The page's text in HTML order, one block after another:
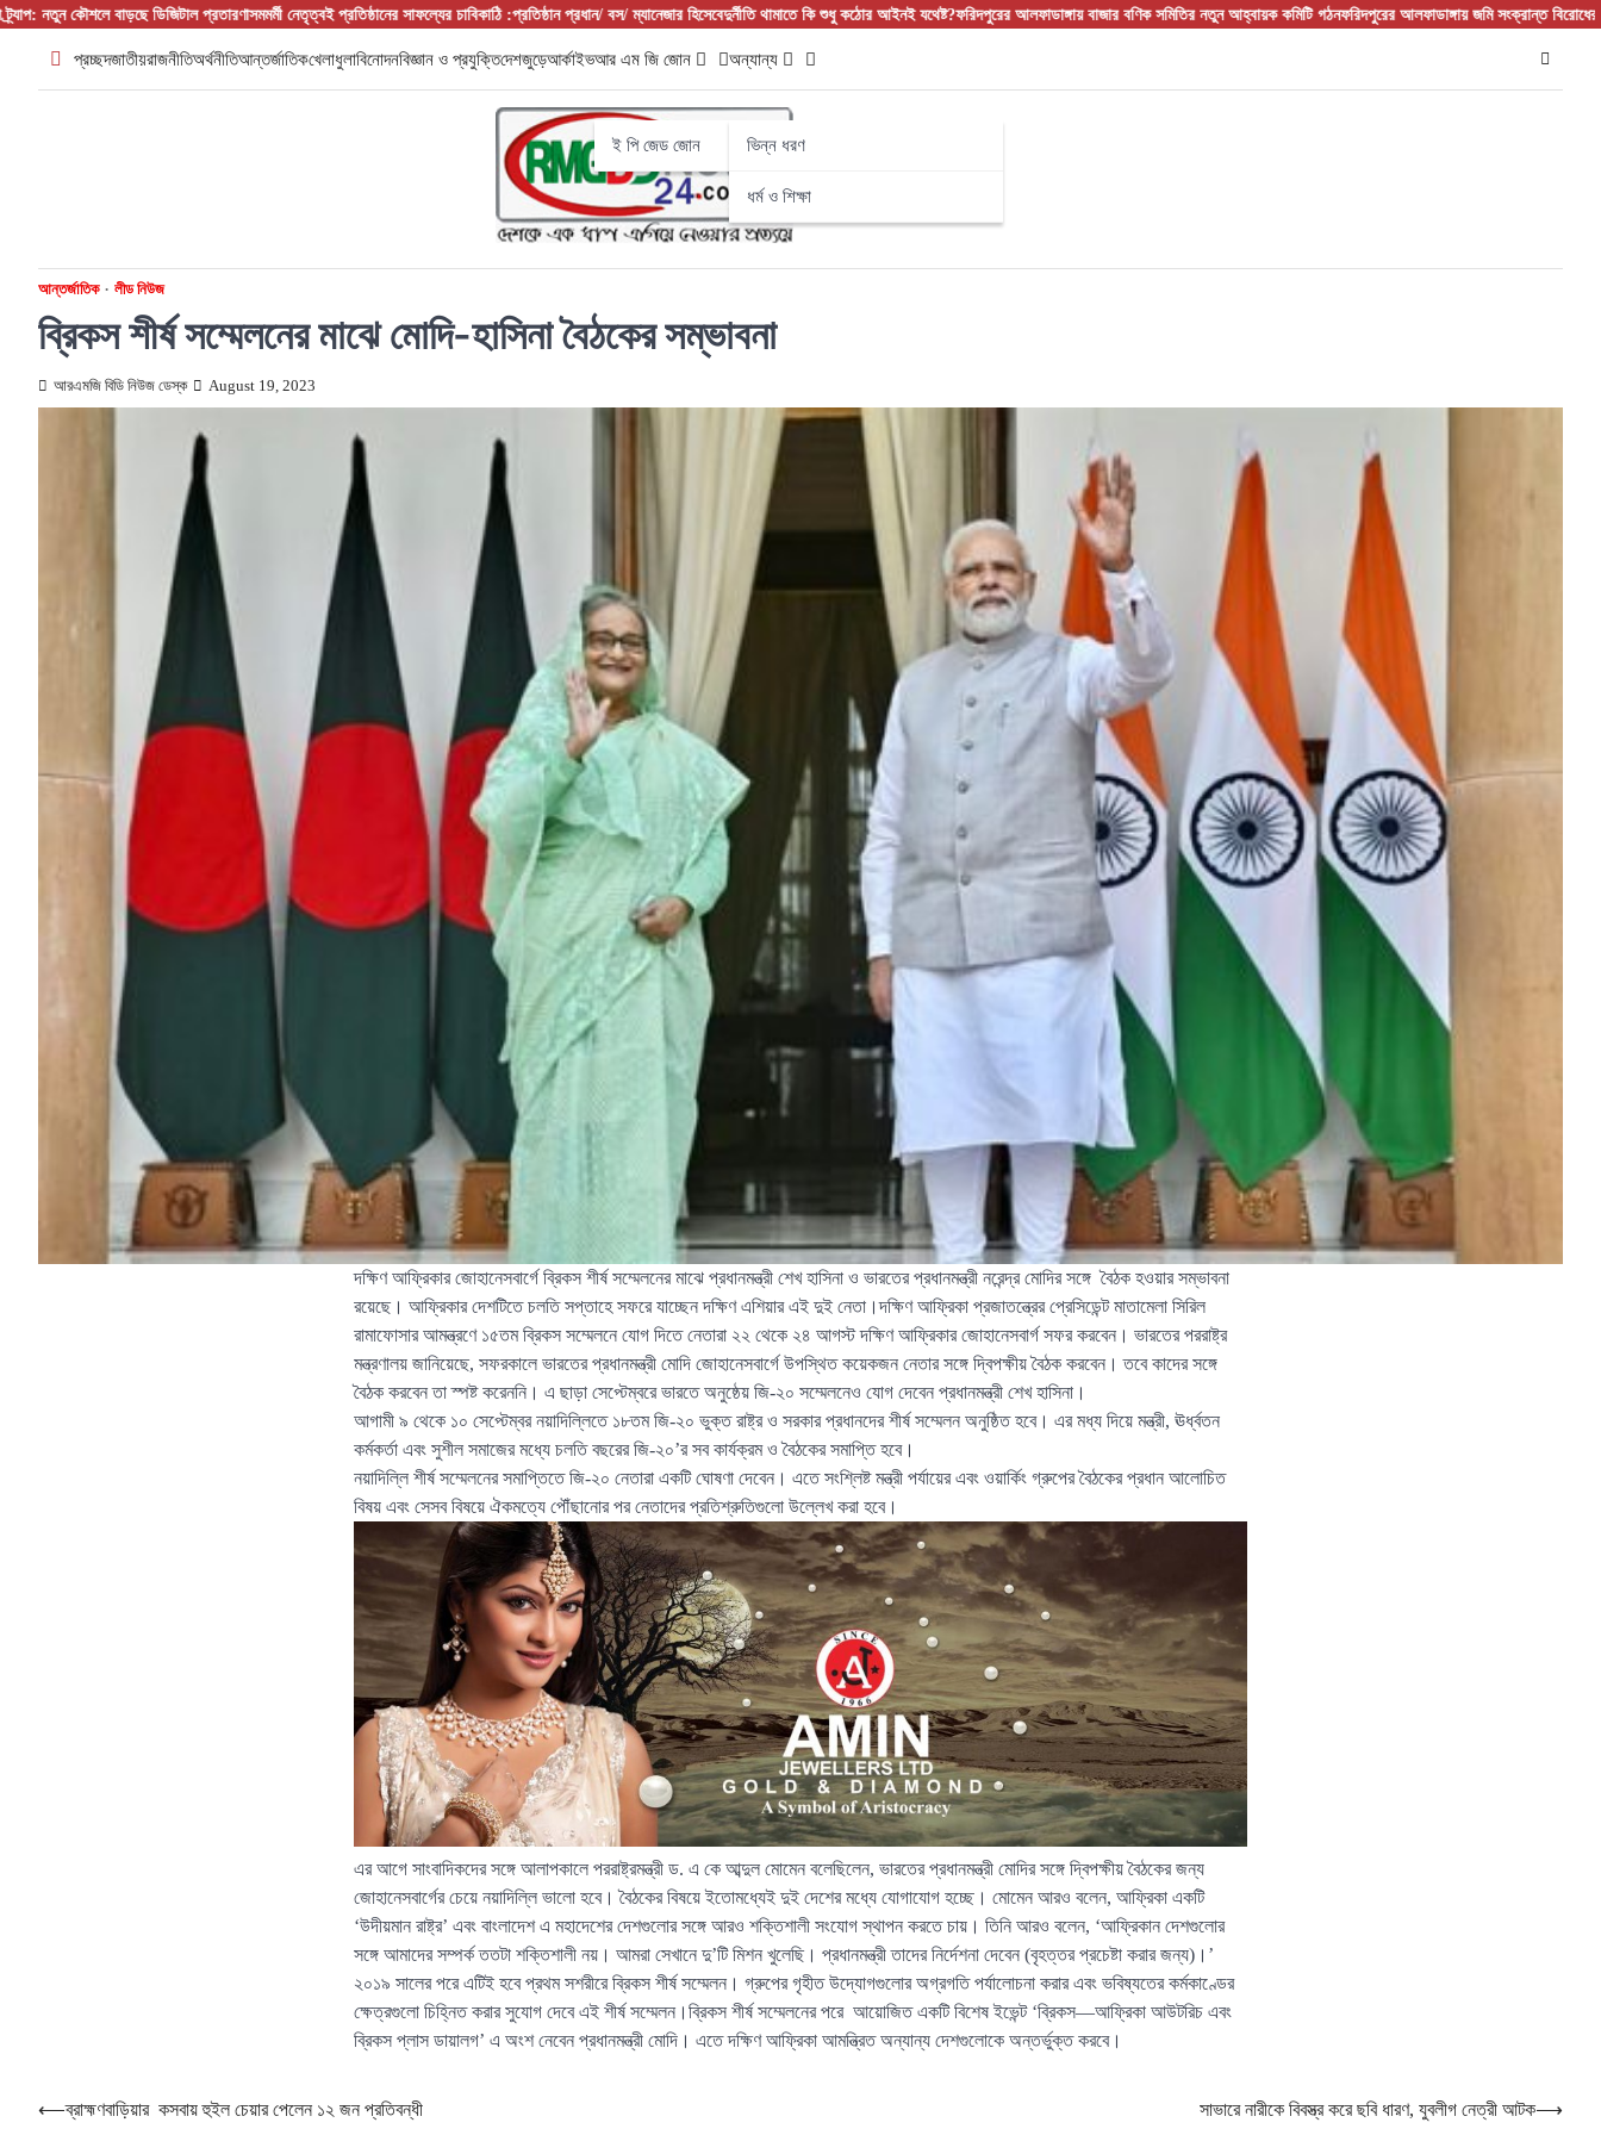
Skip
content
বাড়ছে ডিজিটাল প্রতারণাসমমর্মী নেতৃত্বই প্রতিষ্ঠানের সাফল্যের চাবিকাঠি :প্রতিষ্ঠান প্রধান/ বস/ ম্যানেজার হিসেবেদুর্নীতি থামাতে কি শুধু কঠোর আইনই যথেষ্ট?ফরিদপুরের আলফাডাঙ্গায় বাজার বণিক সমিতির নতুন আহ্বায়ক কমিটি গঠনফরিদপুরের আলফাডাঙ্গায় জমি সংক্রান্ত বিরোধের জেরে হামলা
প্রচ্ছদজাতীয়রাজনীতিঅর্থনীতিআন্তর্জাতিকখেলাধুলাবিনোদনবিজ্ঞান ও প্রযুক্তিদেশজুড়েআর্কাইভআর এম জি জোন
ই পি জেড জোন
অন্যান্য
ভিন্ন ধরণ
ধর্ম ও শিক্ষা
আন্তর্জাতিক লীড নিউজ
ব্রিকস শীর্ষ সম্মেলনের মাঝে মোদি-হাসিনা বৈঠকের সম্ভাবনা
আরএমজি বিডি নিউজ ডেস্ক August 19, 2023
দক্ষিণ আফ্রিকার জোহানেসবার্গে ব্রিকস শীর্ষ সম্মেলনের মাঝে প্রধানমন্ত্রী শেখ হাসিনা ও ভারতের প্রধানমন্ত্রী নরেন্দ্র মোদির সঙ্গে বৈঠক হওয়ার সম্ভাবনা
রয়েছে। আফ্রিকার দেশটিতে চলতি সপ্তাহে সফরে যাচ্ছেন দক্ষিণ এশিয়ার এই দুই নেতা।দক্ষিণ আফ্রিকা প্রজাতন্ত্রের প্রেসিডেন্ট মাতামেলা সিরিল
রামাফোসার আমন্ত্রণে ১৫তম ব্রিকস সম্মেলনে যোগ দিতে নেতারা ২২ থেকে ২৪ আগস্ট দক্ষিণ আফ্রিকার জোহানেসবার্গ সফর করবেন। ভারতের পররাষ্ট্র
মন্ত্রণালয় জানিয়েছে, সফরকালে ভারতের প্রধানমন্ত্রী মোদি জোহানেসবার্গে উপস্থিত কয়েকজন নেতার সঙ্গে দ্বিপক্ষীয় বৈঠক করবেন। তবে কাদের সঙ্গে
বৈঠক করবেন তা স্পষ্ট করেননি। এ ছাড়া সেপ্টেম্বরে ভারতে অনুষ্ঠেয় জি-২০ সম্মেলনেও যোগ দেবেন প্রধানমন্ত্রী শেখ হাসিনা।
আগামী ৯ থেকে ১০ সেপ্টেম্বর নয়াদিল্লিতে ১৮তম জি-২০ ভুক্ত রাষ্ট্র ও সরকার প্রধানদের শীর্ষ সম্মেলন অনুষ্ঠিত হবে। এর মধ্য দিয়ে মন্ত্রী, ঊর্ধ্বতন
কর্মকর্তা এবং সুশীল সমাজের মধ্যে চলতি বছরের জি-২০’র সব কার্যক্রম ও বৈঠকের সমাপ্তি হবে।
নয়াদিল্লি শীর্ষ সম্মেলনের সমাপ্তিতে জি-২০ নেতারা একটি ঘোষণা দেবেন। এতে সংশ্লিষ্ট মন্ত্রী পর্যায়ের এবং ওয়ার্কিং গ্রুপের বৈঠকের প্রধান আলোচিত
বিষয় এবং সেসব বিষয়ে ঐকমত্যে পৌঁছানোর পর নেতাদের প্রতিশ্রুতিগুলো উল্লেখ করা হবে।
এর আগে সাংবাদিকদের সঙ্গে আলাপকালে পররাষ্ট্রমন্ত্রী ড. এ কে আব্দুল মোমেন বলেছিলেন, ভারতের প্রধানমন্ত্রী মোদির সঙ্গে দ্বিপক্ষীয় বৈঠকের জন্য
জোহানেসবার্গের চেয়ে নয়াদিল্লি ভালো হবে। বৈঠকের বিষয়ে ইতোমধ্যেই দুই দেশের মধ্যে যোগাযোগ হচ্ছে। মোমেন আরও বলেন, আফ্রিকা একটি
‘উদীয়মান রাষ্ট্র’ এবং বাংলাদেশ এ মহাদেশের দেশগুলোর সঙ্গে আরও শক্তিশালী সংযোগ স্থাপন করতে চায়। তিনি আরও বলেন, ‘আফ্রিকান দেশগুলোর
সঙ্গে আমাদের সম্পর্ক ততটা শক্তিশালী নয়। আমরা সেখানে দু’টি মিশন খুলেছি। প্রধানমন্ত্রী তাদের নির্দেশনা দেবেন (বৃহত্তর প্রচেষ্টা করার জন্য)।’
২০১৯ সালের পরে এটিই হবে প্রথম সশরীরে ব্রিকস শীর্ষ সম্মেলন। গ্রুপের গৃহীত উদ্যোগগুলোর অগ্রগতি পর্যালোচনা করার এবং ভবিষ্যতের কর্মকাণ্ডের
ক্ষেত্রগুলো চিহ্নিত করার সুযোগ দেবে এই শীর্ষ সম্মেলন।ব্রিকস শীর্ষ সম্মেলনের পরে আয়োজিত একটি বিশেষ ইভেন্ট ‘ব্রিকস—আফ্রিকা আউটরিচ এবং
ব্রিকস প্লাস ডায়ালগ’ এ অংশ নেবেন প্রধানমন্ত্রী মোদি। এতে দক্ষিণ আফ্রিকা আমন্ত্রিত অন্যান্য দেশগুলোকে অন্তর্ভুক্ত করবে।
Post
⟵ব্রাহ্মণবাড়িয়ার কসবায় হুইল চেয়ার পেলেন ১২ জন প্রতিবন্ধী সাভারে নারীকে বিবস্ত্র করে ছবি ধারণ, যুবলীগ নেত্রী আটক⟶